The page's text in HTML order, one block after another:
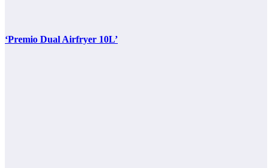
‘Premio Dual Airfryer 10L’